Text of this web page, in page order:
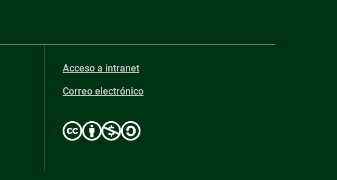
Acceso a intranet
Correo electrónico